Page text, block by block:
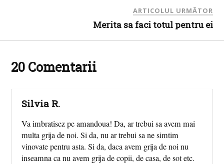
ARTICOLUL URMĂTOR
Merita sa faci totul pentru ei
20 Comentarii
Silvia R.
Va imbratisez pe amandoua! Da, ar trebui sa avem mai
multa grija de noi. Si da, nu ar trebui sa ne simtim
vinovate pentru asta. Si da, daca avem grija de noi nu
inseamna ca nu avem grija de copii, de casa, de sot etc.